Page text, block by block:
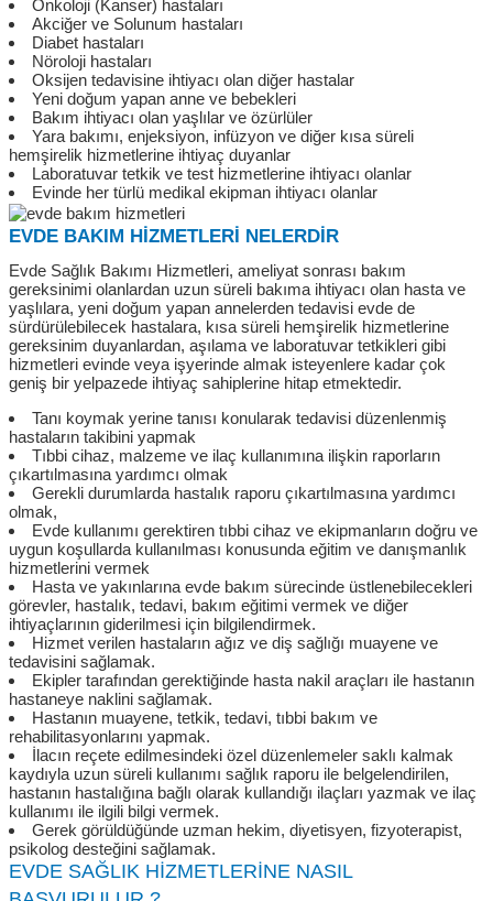
Onkoloji (Kanser) hastaları
Akciğer ve Solunum hastaları
Diabet hastaları
Nöroloji hastaları
Oksijen tedavisine ihtiyacı olan diğer hastalar
Yeni doğum yapan anne ve bebekleri
Bakım ihtiyacı olan yaşlılar ve özürlüler
Yara bakımı, enjeksiyon, infüzyon ve diğer kısa süreli
hemşirelik hizmetlerine ihtiyaç duyanlar
Laboratuvar tetkik ve test hizmetlerine ihtiyacı olanlar
Evinde her türlü medikal ekipman ihtiyacı olanlar
EVDE BAKIM HİZMETLERİ NELERDİR
Evde Sağlık Bakımı Hizmetleri, ameliyat sonrası bakım
gereksinimi olanlardan uzun süreli bakıma ihtiyacı olan hasta ve
yaşlılara, yeni doğum yapan annelerden tedavisi evde de
sürdürülebilecek hastalara, kısa süreli hemşirelik hizmetlerine
gereksinim duyanlardan, aşılama ve laboratuvar tetkikleri gibi
hizmetleri evinde veya işyerinde almak isteyenlere kadar çok
geniş bir yelpazede ihtiyaç sahiplerine hitap etmektedir.
Tanı koymak yerine tanısı konularak tedavisi düzenlenmiş
hastaların takibini yapmak
Tıbbi cihaz, malzeme ve ilaç kullanımına ilişkin raporların
çıkartılmasına yardımcı olmak
Gerekli durumlarda hastalık raporu çıkartılmasına yardımcı
olmak,
Evde kullanımı gerektiren tıbbi cihaz ve ekipmanların doğru ve
uygun koşullarda kullanılması konusunda eğitim ve danışmanlık
hizmetlerini vermek
Hasta ve yakınlarına evde bakım sürecinde üstlenebilecekleri
görevler, hastalık, tedavi, bakım eğitimi vermek ve diğer
ihtiyaçlarının giderilmesi için bilgilendirmek.
Hizmet verilen hastaların ağız ve diş sağlığı muayene ve
tedavisini sağlamak.
Ekipler tarafından gerektiğinde hasta nakil araçları ile hastanın
hastaneye naklini sağlamak.
Hastanın muayene, tetkik, tedavi, tıbbi bakım ve
rehabilitasyonlarını yapmak.
İlacın reçete edilmesindeki özel düzenlemeler saklı kalmak
kaydıyla uzun süreli kullanımı sağlık raporu ile belgelendirilen,
hastanın hastalığına bağlı olarak kullandığı ilaçları yazmak ve ilaç
kullanımı ile ilgili bilgi vermek.
Gerek görüldüğünde uzman hekim, diyetisyen, fizyoterapist,
psikolog desteğini sağlamak.
EVDE SAĞLIK HİZMETLERİNE NASIL